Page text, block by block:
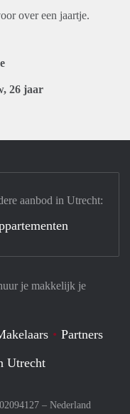
over een jaartje.
26 jaar
je makkelijk je
Partners
Utrecht
– Nederland
aanbod in Utrecht: